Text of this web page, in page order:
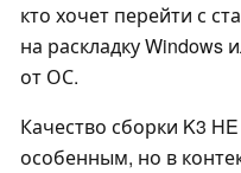
кто хочет перейти с
на раскладку Windows
от ОС.
Качество сборки K3
особенным, но в